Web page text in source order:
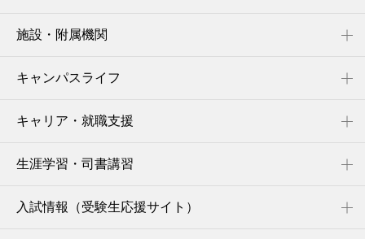
施設・附属機関
キャンパスライフ
キャリア・就職支援
生涯学習・司書講習
入試情報（受験生応援サイト）